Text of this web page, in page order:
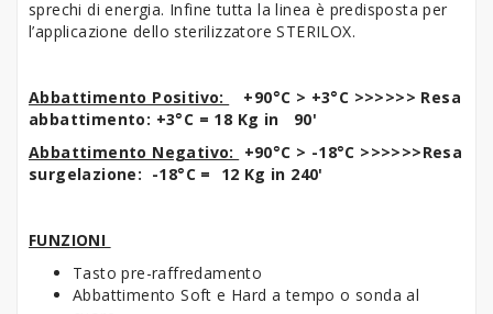
sprechi di energia. Infine tutta la linea è predisposta per
l’applicazione dello sterilizzatore STERILOX.
Abbattimento Positivo:
+90°C > +3°C >>>>>> Resa
abbattimento: +3°C = 18 Kg in 90'
Abbattimento Negativo:
+90°C > -18°C >>>>>>Resa
surgelazione: -18°C = 12 Kg in 240'
FUNZIONI
Tasto pre-raffredamento
Abbattimento Soft e Hard a tempo o sonda al